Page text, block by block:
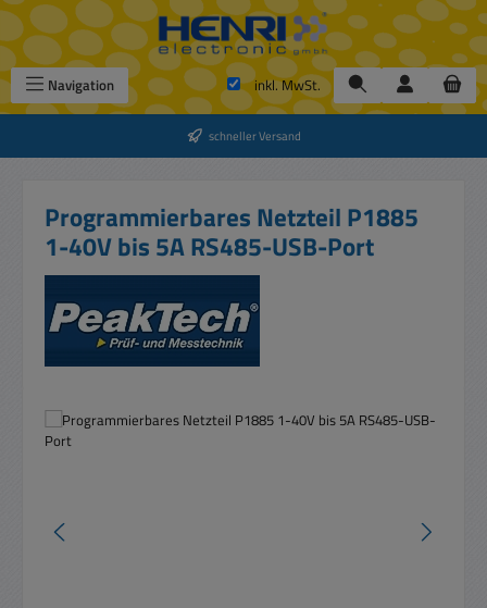
Zum Hauptinhalt springen
Navigation inkl. MwSt.
schneller Versand
Programmierbares Netzteil P1885
1-40V bis 5A RS485-USB-Port
Bildergalerie überspringen